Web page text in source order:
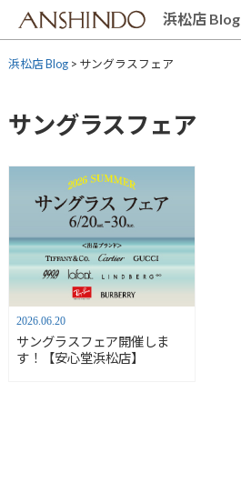
content
浜松店 Blog
浜松店 Blog> サングラスフェア
サングラスフェア
2026.06.20
サングラスフェア開催しま
す！【安心堂浜松店】